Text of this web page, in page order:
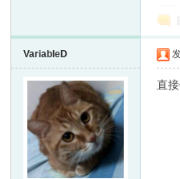
VariableD
直